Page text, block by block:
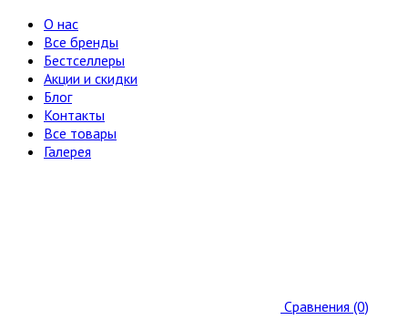
О нас
Все бренды
Бестселлеры
Акции и скидки
Блог
Контакты
Все товары
Галерея
Сравнения (0)